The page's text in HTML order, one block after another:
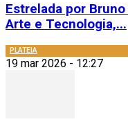
Estrelada por Bruno
Arte e Tecnologia,...
PLATEIA
19 mar 2026 - 12:27